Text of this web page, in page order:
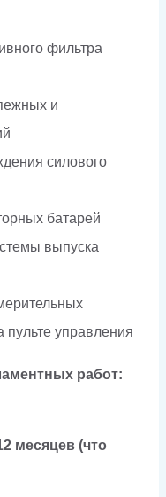
фильтра
и
силового
батарей
выпуска
пульте управления
работ:
месяцев (что